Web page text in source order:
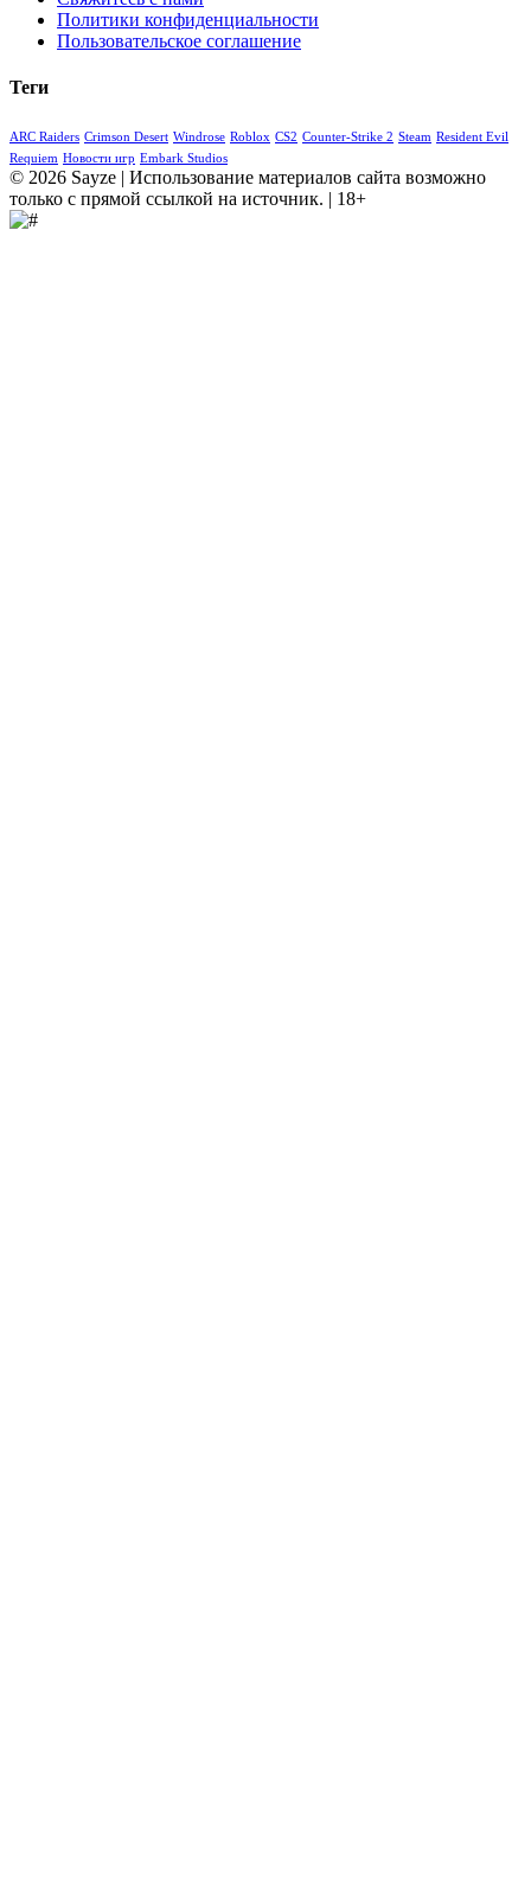
Политики конфиденциальности
Пользовательское соглашение
Теги
ARC Raiders Crimson Desert Windrose Roblox CS2 Counter-Strike 2 Steam Resident Evil
Requiem Новости игр Embark Studios
© 2026 Sayze | Использование материалов сайта возможно
только с прямой ссылкой на источник. | 18+